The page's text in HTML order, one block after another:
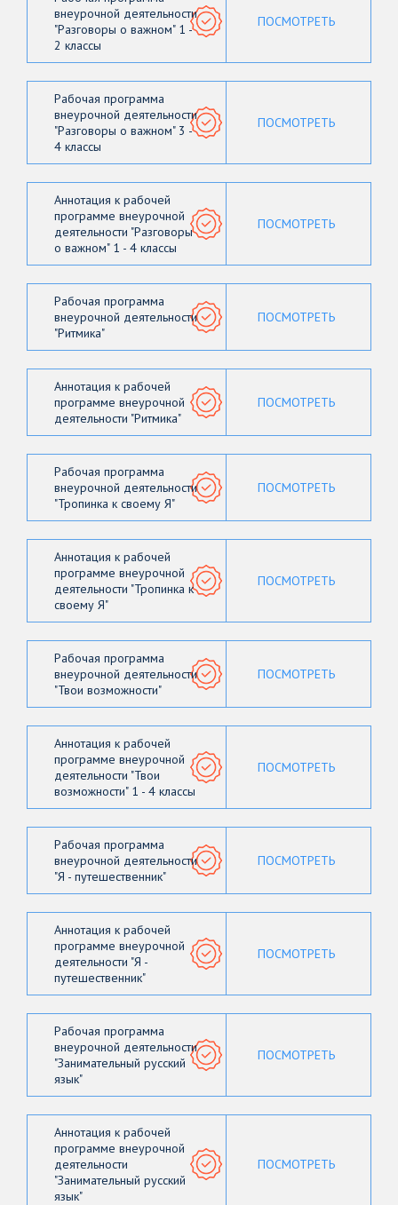
внеурочной деятельности
"Разговоры о важном" 1 -
2 классы
ПОСМОТРЕТЬ
Рабочая программа
внеурочной деятельности
"Разговоры о важном" 3 -
4 классы
ПОСМОТРЕТЬ
Аннотация к рабочей
программе внеурочной
деятельности "Разговоры
о важном" 1 - 4 классы
ПОСМОТРЕТЬ
Рабочая программа
внеурочной деятельности
"Ритмика"
ПОСМОТРЕТЬ
Аннотация к рабочей
программе внеурочной
деятельности "Ритмика"
ПОСМОТРЕТЬ
Рабочая программа
внеурочной деятельности
"Тропинка к своему Я"
ПОСМОТРЕТЬ
Аннотация к рабочей
программе внеурочной
деятельности "Тропинка к
своему Я"
ПОСМОТРЕТЬ
Рабочая программа
внеурочной деятельности
"Твои возможности"
ПОСМОТРЕТЬ
Аннотация к рабочей
программе внеурочной
деятельности "Твои
возможности" 1 - 4 классы
ПОСМОТРЕТЬ
Рабочая программа
внеурочной деятельности
"Я - путешественник"
ПОСМОТРЕТЬ
Аннотация к рабочей
программе внеурочной
деятельности "Я -
путешественник"
ПОСМОТРЕТЬ
Рабочая программа
внеурочной деятельности
"Занимательный русский
язык"
ПОСМОТРЕТЬ
Аннотация к рабочей
программе внеурочной
деятельности
"Занимательный русский
язык"
ПОСМОТРЕТЬ